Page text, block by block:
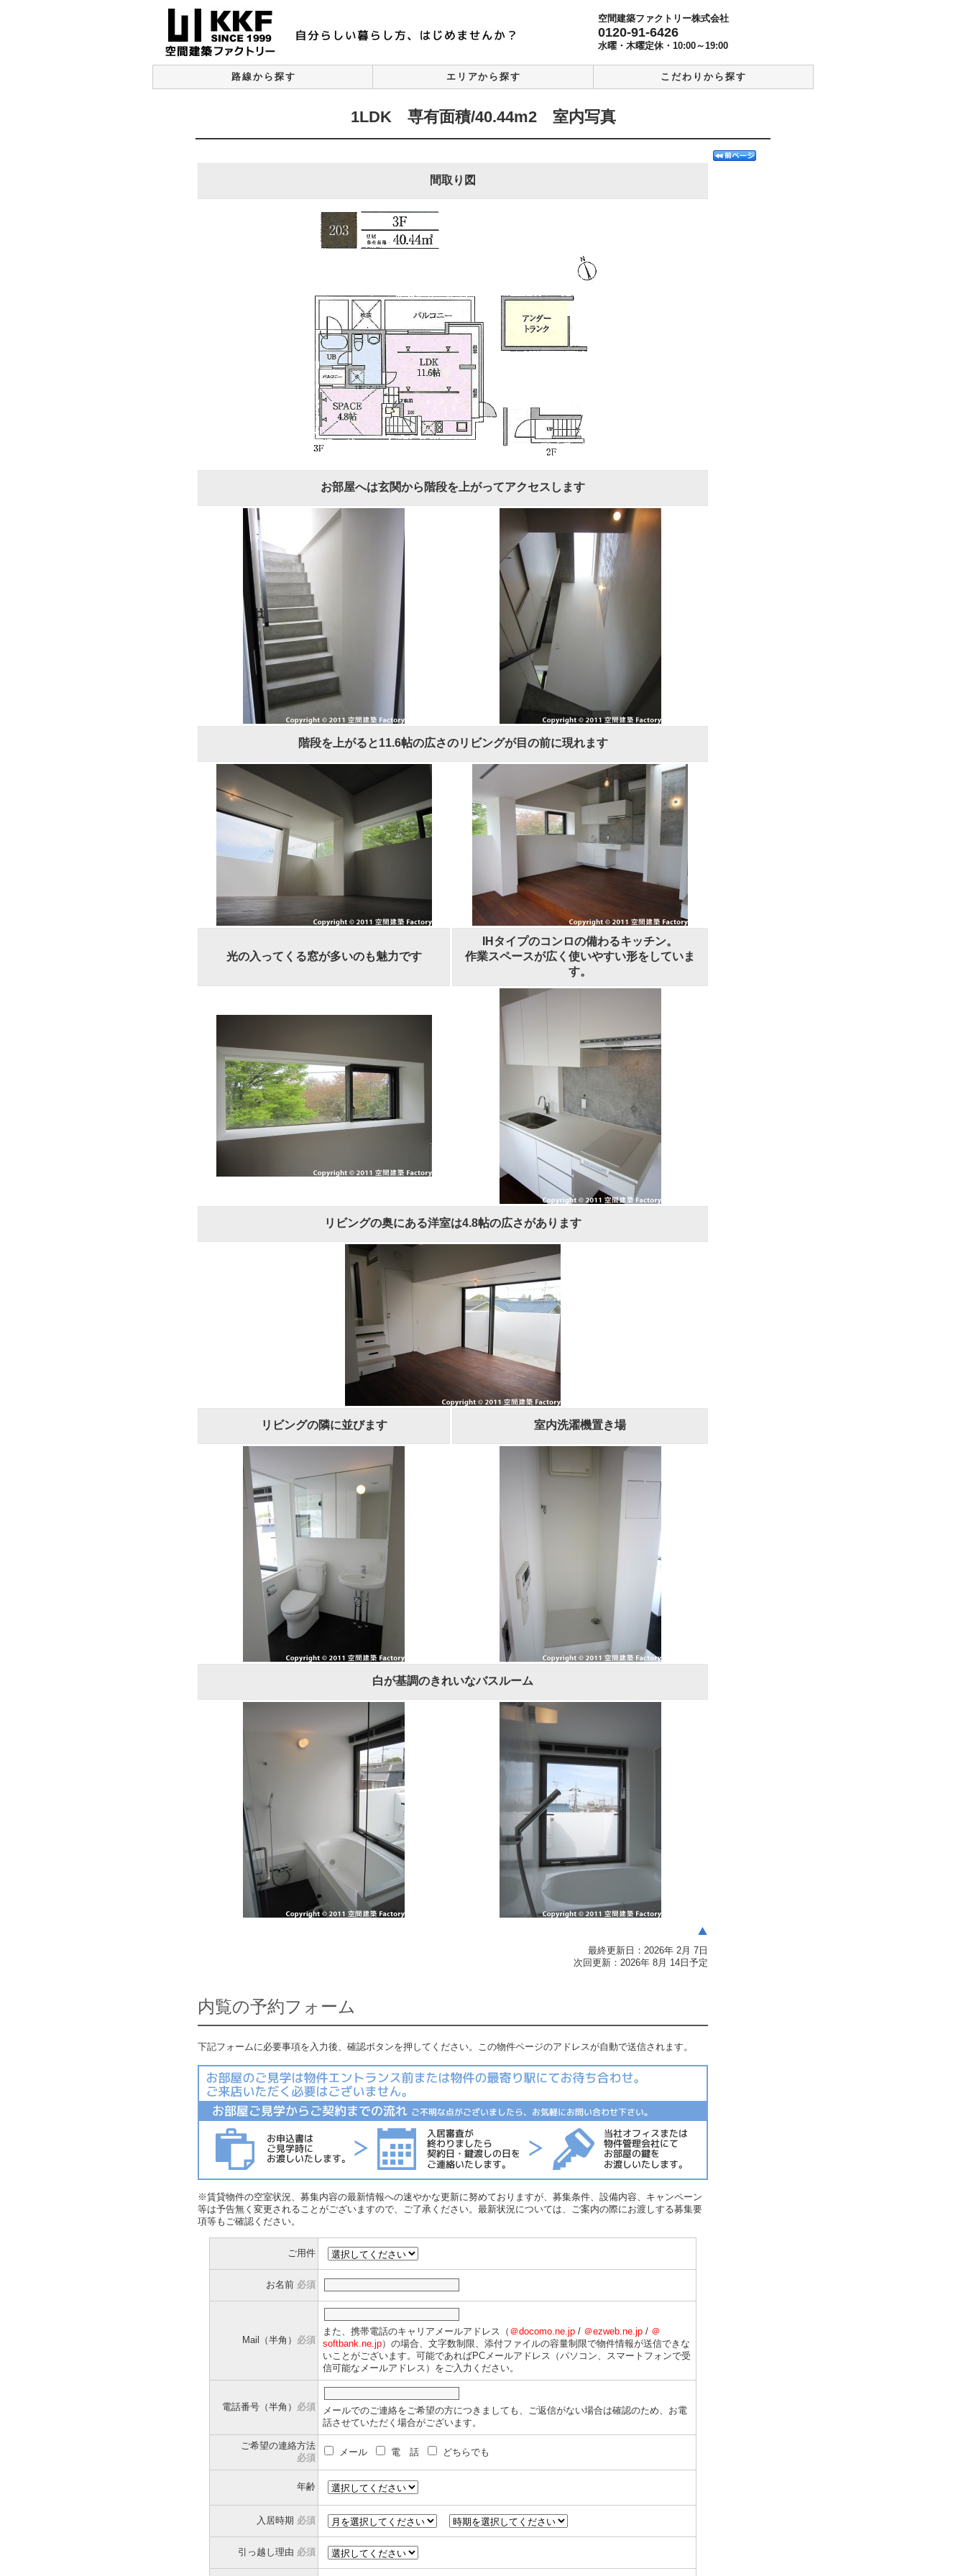
空間建築ファクトリー株式会社
0120-91-6426
水曜・木曜定休・ 10:00～19:00
路線から探す エリアから探す こだわりから探す
1LDK 専有面積/40.44m2 室内写真
間取り図
お部屋へは玄関から階段を上がってアクセスします
階段を上がると11.6帖の広さのリビングが目の前に現れます
光の入ってくる窓が多いのも魅力です
IHタイプのコンロの備わるキッチン。
作業スペースが広く使いやすい形をしていま
す。
リビングの奥にある洋室は4.8帖の広さがあります
リビングの隣に並びます 室内洗濯機置き場
白が基調のきれいなバスルーム
最終更新日：2026年 2月 7日
次回更新：2026年 8月 14日予定
内覧の予約フォーム
下記フォームに必要事項を入力後、確認ボタンを押してください。この物件ページのアドレスが自動で送信されます。
※賃貸物件の空室状況、募集内容の最新情報への速やかな更新に努めておりますが、募集条件、設備内容、キャンペーン
等は予告無く変更されることがございますので、ご了承ください。最新状況については、ご案内の際にお渡しする募集要
項等もご確認ください。
ご用件
お名前 必須
Mail（半角） 必須
また、携帯電話のキャリアメールアドレス（ ＠docomo.ne.jp / ＠ezweb.ne.jp / ＠
softbank.ne.jp）の場合、文字数制限、添付ファイルの容量制限で物件情報が送信できな
いことがございます。可能であればPCメールアドレス（パソコン、スマートフォンで受
信可能なメールアドレス）をご入力ください。
電話番号（半角） 必須
メールでのご連絡をご希望の方につきましても、ご返信がない場合は確認のため、お電
話させていただく場合がございます。
ご希望の連絡方法
必須
メール 電 話 どちらでも
年齢
入居時期 必須
引っ越し理由 必須